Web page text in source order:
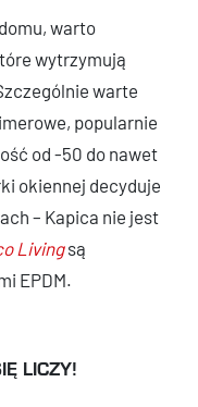
warto
wytrzymują
warte
popularnie
od -50 do nawet
okiennej decyduje
– Kapica nie jest
Livingsą
EPDM.
LICZY!